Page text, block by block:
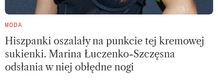
MODA
Hiszpanki oszalały na punkcie tej kremowej
sukienki. Marina Łuczenko-Szczęsna
odsłania w niej obłędne nogi